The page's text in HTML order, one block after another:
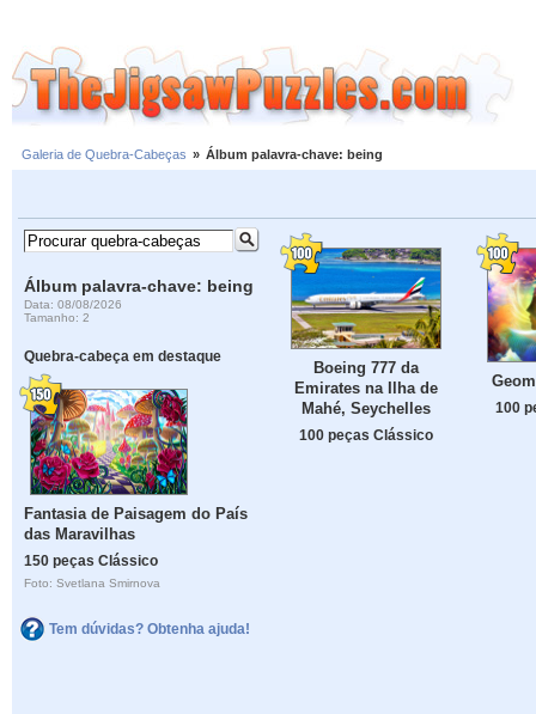
Galeria de Quebra-Cabeças » Álbum palavra-chave: being
Álbum palavra-chave: being
Data: 08/08/2026
Tamanho: 2
Quebra-cabeça em destaque
Fantasia de Paisagem do País
das Maravilhas
150 peças Clássico
Foto: Svetlana Smirnova
Tem dúvidas? Obtenha ajuda!
Boeing 777 da
Emirates na Ilha de
Mahé, Seychelles
100 peças Clássico
100